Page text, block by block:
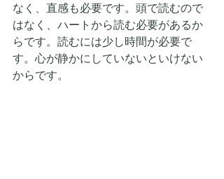
なく、直感も必要です。頭で読むので
はなく、ハートから読む必要があるか
らです。読むには少し時間が必要で
す。心が静かにしていないといけない
からです。